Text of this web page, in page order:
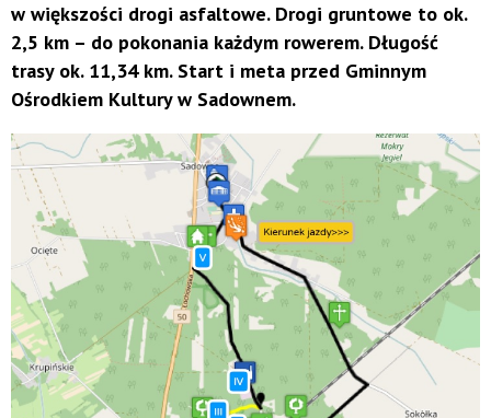
w większości drogi asfaltowe. Drogi gruntowe to ok.
2,5 km – do pokonania każdym rowerem. Długość
trasy ok. 11,34 km. Start i meta przed Gminnym
Ośrodkiem Kultury w Sadownem.